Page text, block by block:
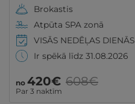
Brokastis
Atpūta SPA zonā
VISĀS NEDĒĻAS DIENĀS
Ir spēkā līdz 31.08.2026
no 420€
Par 3 naktīm
608€